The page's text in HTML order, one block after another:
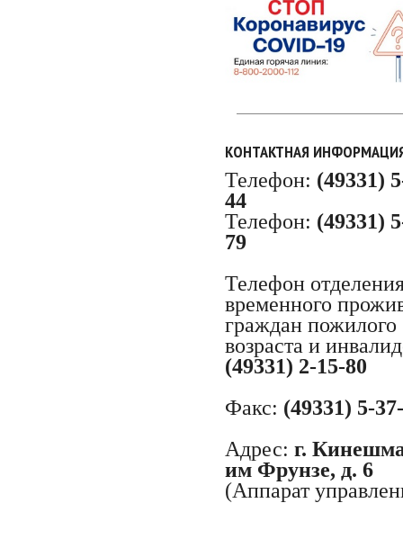
КОНТАКТНАЯ
Телефон: (49331)
44
Телефон: (49331)
79
Телефон
временного
граждан пожилого
возраста и
(49331) 2-15-80
Факс: (49331) 5-
Адрес: г.
им Фрунзе, д. 6
(Аппарат